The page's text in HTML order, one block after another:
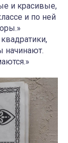
и красивые,
и по ней
начинают.